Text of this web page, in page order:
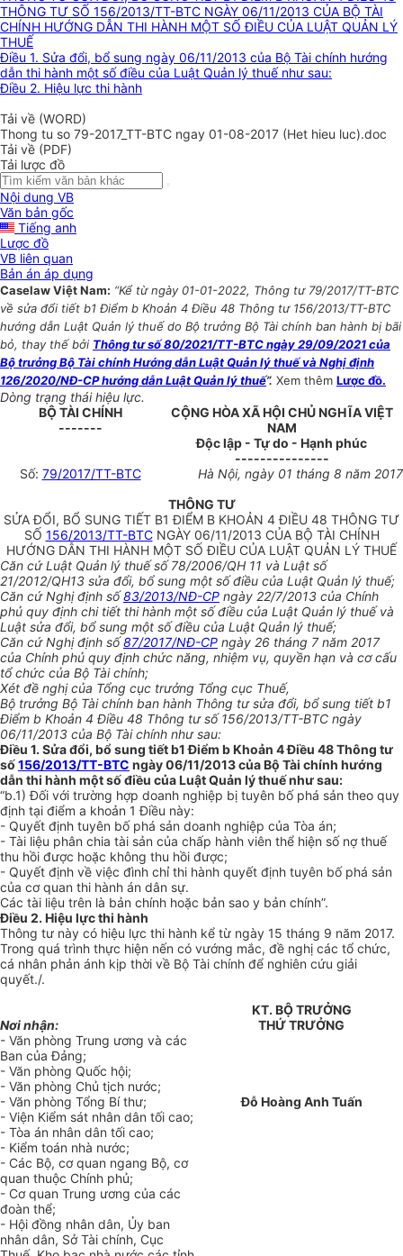
THÔNG TƯ SỐ 156/2013/TT-BTC NGÀY 06/11/2013 CỦA BỘ TÀI
CHÍNH HƯỚNG DẪN THI HÀNH MỘT SỐ ĐIỀU CỦA LUẬT QUẢN LÝ
THUẾ
Điều 1. Sửa đổi, bổ sung ngày 06/11/2013 của Bộ Tài chính hướng
dẫn thi hành một số điều của Luật Quản lý thuế như sau:
Điều 2. Hiệu lực thi hành
Tải về (WORD)
Thong tu so 79-2017_TT-BTC ngay 01-08-2017 (Het hieu luc).doc
Tải về (PDF)
Tải lược đồ
Nội dung VB
Văn bản gốc
Tiếng anh
Lược đồ
VB liên quan
Bản án áp dụng
Caselaw Việt Nam: “Kể từ ngày 01-01-2022, Thông tư 79/2017/TT-BTC
về sửa đổi tiết b1 Điểm b Khoản 4 Điều 48 Thông tư 156/2013/TT-BTC
hướng dẫn Luật Quản lý thuế do Bộ trưởng Bộ Tài chính ban hành bị bãi
bỏ, thay thế bởi Thông tư số 80/2021/TT-BTC ngày 29/09/2021 của
Bộ trưởng Bộ Tài chính Hướng dẫn Luật Quản lý thuế và Nghị định
126/2020/NĐ-CP hướng dẫn Luật Quản lý thuế”. Xem thêm Lược đồ.
Dòng trạng thái hiệu lực.
BỘ TÀI CHÍNH
-------
CỘNG HÒA XÃ HỘI CHỦ NGHĨA VIỆT
NAM
Độc lập - Tự do - Hạnh phúc
---------------
Số: 79/2017/TT-BTC Hà Nội, ngày 01 tháng 8 năm 2017
THÔNG TƯ
SỬA ĐỔI, BỔ SUNG TIẾT B1 ĐIỂM B KHOẢN 4 ĐIỀU 48 THÔNG TƯ
SỐ 156/2013/TT-BTCNGÀY 06/11/2013 CỦA BỘ TÀI CHÍNH
HƯỚNG DẪN THI HÀNH MỘT SỐ ĐIỀU CỦA LUẬT QUẢN LÝ THUẾ
Căn cứ Luật Quản lý thuế số78/2006/QH 11 và Luật số
21/2012/QH13 sửa đổi, bổ sung một số điều của Luật Quản lý thuế;
Căn cứ Nghị định số83/2013/NĐ-CP ngày 22/7/2013 của Chính
phủ quy định chi tiết thi hành một số điều của Luật Quản lý thuế và
Luật sửa đổi, bổ sung một số điều của Luật Quản lý thuế;
Căn cứ Nghị định số87/2017/NĐ-CP ngày 26 tháng 7 năm 2017
của Chính phủ quy định chức năng, nhiệm vụ, quyền hạn và cơ cấu
tổ chức của Bộ Tài chính;
Xét đề nghị của Tổng cục trưởng Tổng cục Thuế,
Bộ trưởng Bộ Tài chính ban hành Thông tư sửa đổi, bổ sung tiết b1
Điểm b Khoản 4 Điều 48 Thông tư số156/2013/TT-BTC ngày
06/11/2013 của Bộ Tài chính như sau:
Điều 1. Sửa đổi, bổ sung tiết b1 Điểm b Khoản 4 Điều 48 Thông tư
số156/2013/TT-BTC ngày 06/11/2013 của Bộ Tài chính hướng
dẫn thi hành một số điều của Luật Quản lý thuế như sau:
“b.1) Đối với trường hợp doanh nghiệp bị tuyên bố phá sản theo quy
định tại điểm a khoản 1 Điều này:
- Quyết định tuyên bố phá sản doanh nghiệp của Tòa án;
- Tài liệu phân chia tài sản của chấp hành viên thể hiện số nợ thuế
thu hồi được hoặc không thu hồi được;
- Quyết định về việc đình chỉ thi hành quyết định tuyên bố phá sản
của cơ quan thi hành án dân sự.
Các tài liệu trên là bản chính hoặc bản sao y bản chính”.
Điều 2. Hiệu lực thi hành
Thông tư này có hiệu lực thi hành kể từ ngày 15 tháng 9 năm 2017.
Trong quá trình thực hiện nến có vướng mắc, đề nghị các tổ chức,
cá nhân phản ánh kịp thời về Bộ Tài chính để nghiên cứu giải
quyết./.
Nơi nhận:
- Văn phòng Trung ương và các
Ban của Đảng;
- Văn phòng Quốc hội;
- Văn phòng Chủ tịch nước;
- Văn phòng Tổng Bí thư;
- Viện Kiểm sát nhân dân tối cao;
- Tòa án nhân dân tối cao;
- Kiểm toán nhà nước;
- Các Bộ, cơ quan ngang Bộ, cơ
quan thuộc Chính phủ;
- Cơ quan Trung ương của các
đoàn thể;
- Hội đồng nhân dân, Ủy ban
nhân dân, Sở Tài chính, Cục
KT. BỘ TRƯỞNG
THỨ TRƯỞNG
Đỗ Hoàng Anh Tuấn